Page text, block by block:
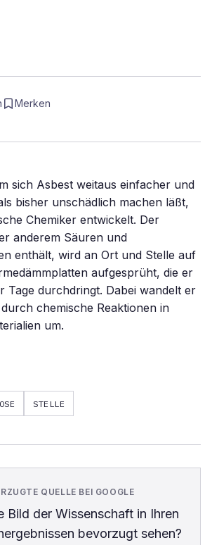
Merken
sich Asbest weitaus einfacher und
bisher unschädlich machen läßt,
Chemiker entwickelt. Der
anderem Säuren und
enthält, wird an Ort und Stelle auf
aufgesprüht, die er
Tage durchdringt. Dabei wandelt er
chemische Reaktionen in
um.
STELLE
QUELLE BEI GOOGLE
Bild der Wissenschaftin Ihren
bevorzugt sehen?